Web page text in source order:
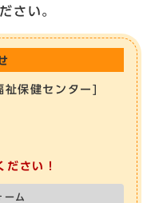
さい。
保健センター]
ださい！
ーム